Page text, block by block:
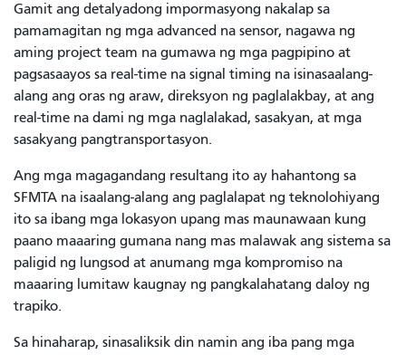
Gamit ang detalyadong impormasyong nakalap sa
pamamagitan ng mga advanced na sensor, nagawa ng
aming project team na gumawa ng mga pagpipino at
pagsasaayos sa real-time na signal timing na isinasaalang-
alang ang oras ng araw, direksyon ng paglalakbay, at ang
real-time na dami ng mga naglalakad, sasakyan, at mga
sasakyang pangtransportasyon.
Ang mga magagandang resultang ito ay hahantong sa
SFMTA na isaalang-alang ang paglalapat ng teknolohiyang
ito sa ibang mga lokasyon upang mas maunawaan kung
paano maaaring gumana nang mas malawak ang sistema sa
paligid ng lungsod at anumang mga kompromiso na
maaaring lumitaw kaugnay ng pangkalahatang daloy ng
trapiko.
Sa hinaharap, sinasaliksik din namin ang iba pang mga